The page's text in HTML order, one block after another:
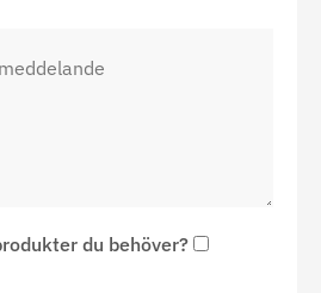
du behöver?